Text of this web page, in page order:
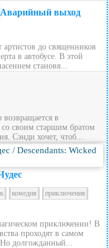
Аварийный выход
до священников
в автобусе. В этой
становя...
в
своим старшим братом
Сэнди хочет, чтоб...
комедия
приключения
приключении! В
проходят в самом
Но долгожданный...